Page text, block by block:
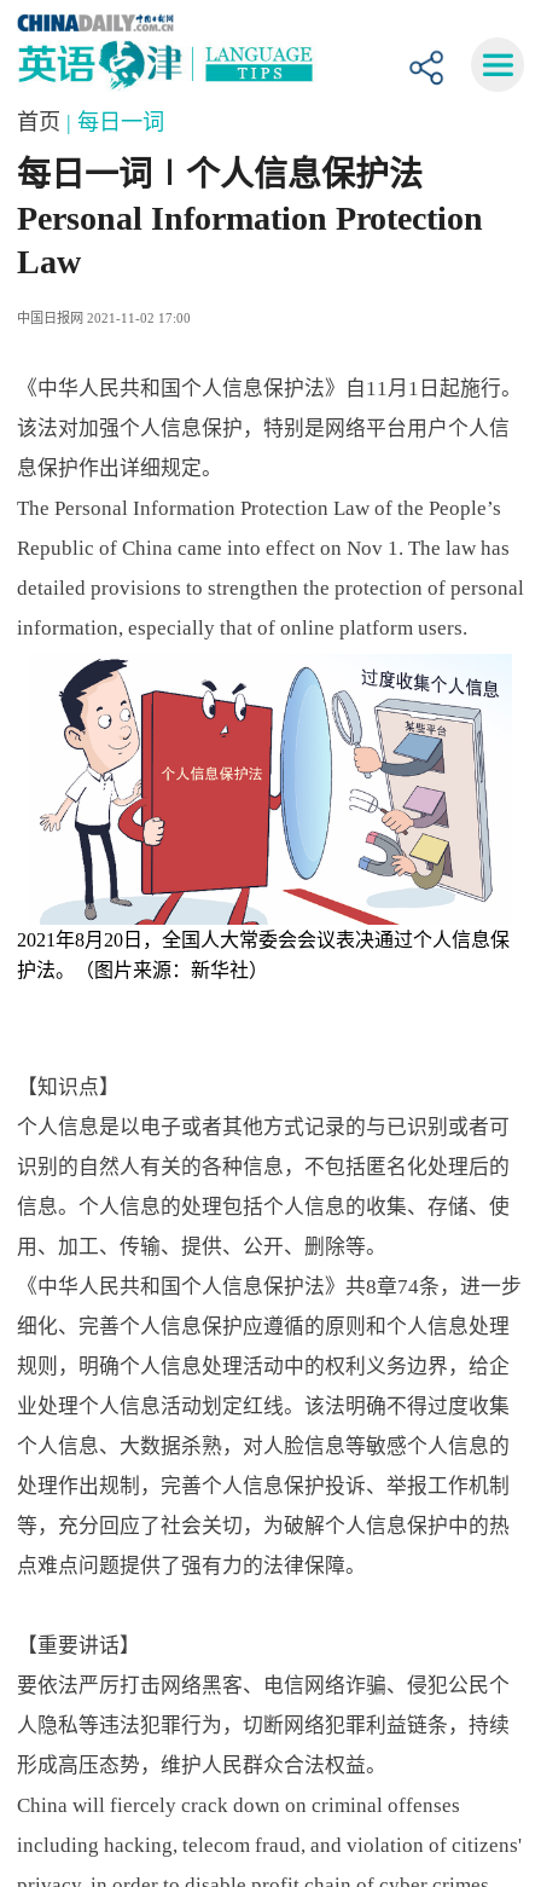
首页 | 每日一词
每日一词∣个人信息保护法
Personal Information Protection
Law
中国日报网 2021-11-02 17:00
《中华人民共和国个人信息保护法》自11月1日起施行。
该法对加强个人信息保护，特别是网络平台用户个人信
息保护作出详细规定。
The Personal Information Protection Law of the People’s
Republic of China came into effect on Nov 1. The law has
detailed provisions to strengthen the protection of personal
information, especially that of online platform users.
2021年8月20日，全国人大常委会会议表决通过个人信息保
护法。（图片来源：新华社）
【知识点】
个人信息是以电子或者其他方式记录的与已识别或者可
识别的自然人有关的各种信息，不包括匿名化处理后的
信息。个人信息的处理包括个人信息的收集、存储、使
用、加工、传输、提供、公开、删除等。
《中华人民共和国个人信息保护法》共8章74条，进一步
细化、完善个人信息保护应遵循的原则和个人信息处理
规则，明确个人信息处理活动中的权利义务边界，给企
业处理个人信息活动划定红线。该法明确不得过度收集
个人信息、大数据杀熟，对人脸信息等敏感个人信息的
处理作出规制，完善个人信息保护投诉、举报工作机制
等，充分回应了社会关切，为破解个人信息保护中的热
点难点问题提供了强有力的法律保障。
【重要讲话】
要依法严厉打击网络黑客、电信网络诈骗、侵犯公民个
人隐私等违法犯罪行为，切断网络犯罪利益链条，持续
形成高压态势，维护人民群众合法权益。
China will fiercely crack down on criminal offenses
including hacking, telecom fraud, and violation of citizens'